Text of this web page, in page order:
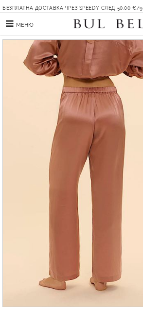
БЕЗПЛАТНА ДОСТАВКА ЧРЕЗ SPEEDY СЛЕД 50.00 €/
МЕНЮ